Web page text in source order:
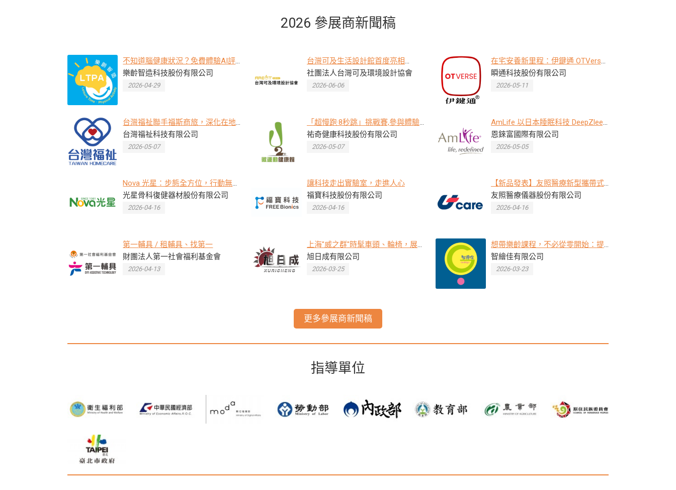
2026 參展商新聞稿
不知道腦健康狀況？免費體驗AI評
估告訴你答案
樂齡智造科技股份有限公司
2026-04-29
台灣可及生活設計館首度亮相
ATLife 2026 串聯18家跨域夥伴打造
理想生活新樣貌
社團法人台灣可及環境設計協會
2026-06-06
在宅安養新里程：伊鍵通 OTVerse
三大亮點 奪下 2026 臺灣輔具租賃
精品獎首獎
瞬通科技股份有限公司
2026-05-11
台灣福祉聯手福斯商旅，深化在地
無障礙布局．引領長照交通轉型新
紀元
台灣福祉科技有限公司
2026-05-07
「超慢跑·8秒跳」挑戰賽,參與體驗
者並通過考驗,將獲贈獨家研發的
「迷你行炁棒」乙支,每日限量 30位
祐奇健康科技股份有限公司
2026-05-07
AmLife 以日本睡眠科技 DeepZleep
智能睡眠養生器切入高齡與居家健
康管理
恩錸富國際有限公司
2026-05-05
Nova 光星：步態全方位，行動無界
線｜講座與適配活動開放預約
光星骨科復健器材股份有限公司
2026-04-16
讓科技走出實驗室，走進人心
福寶科技股份有限公司
2026-04-16
【新品發表】友照醫療新型攜帶式
製氧機於2026 AtLife展亮相
友照醫療儀器股份有限公司
2026-04-16
第一輔具 / 租輔具、找第一
財團法人第一社會福利基金會
2026-04-13
上海"威之群"時髦車頭、輪椅，展
現卓越出眾的你
旭日成有限公司
2026-03-25
想帶樂齡課程，不必從零開始：提
供完整教材與教案，取得證書的講
師培訓
智繪佳有限公司
2026-03-23
更多參展商新聞稿
指導單位